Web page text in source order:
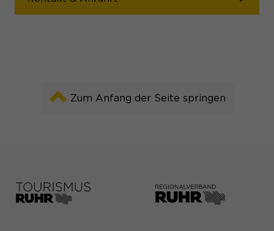
Zum Anfang der Seite springen